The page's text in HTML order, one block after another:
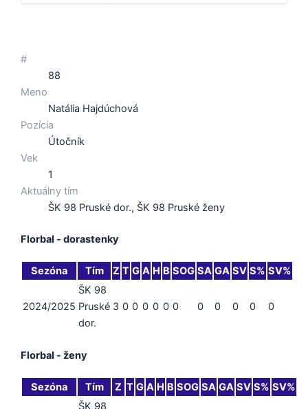
#
88
Meno
Natália Hajdúchová
Pozícia
Útočník
Vek
1
Aktuálny tím
ŠK 98 Pruské dor., ŠK 98 Pruské ženy
Florbal - dorastenky
Sezóna Tím Z T G A H B SOG SA GA SV S% SV%
2024/2025
ŠK 98
Pruské
dor.
3 0 0 0 0 0 0 0 0 0 0 0
Florbal - ženy
Sezóna Tím Z T G A H B SOG SA GA SV S% SV%
ŠK 98